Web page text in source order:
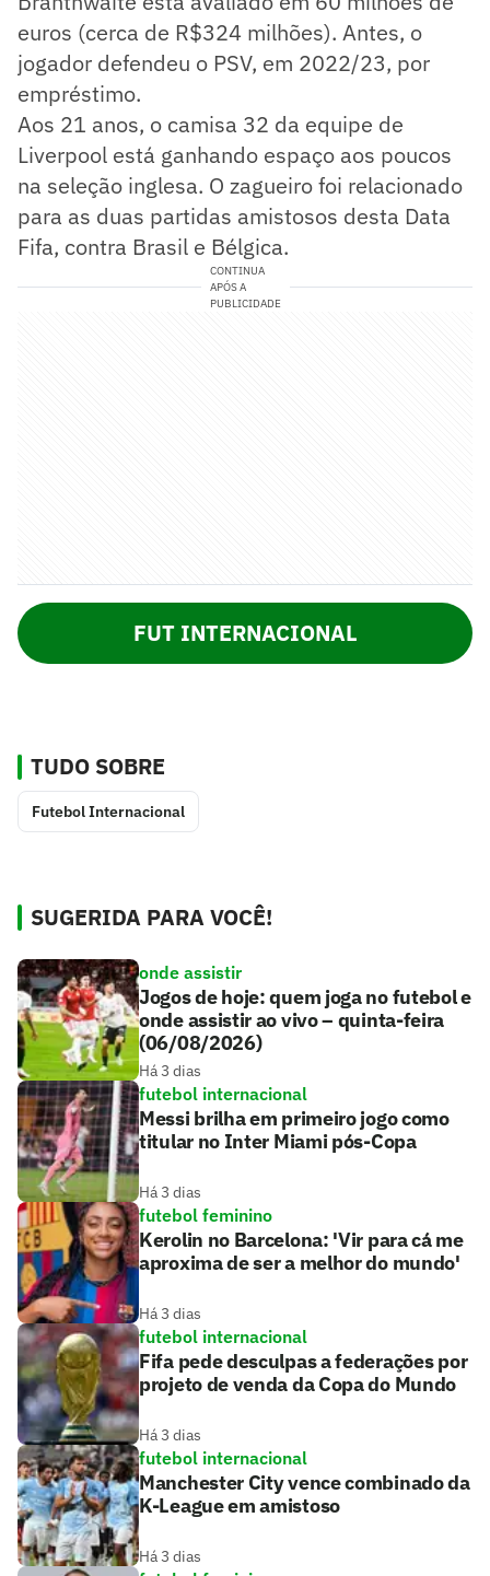
euros (cerca de R$324 milhões). Antes, o
jogador defendeu o PSV, em 2022/23, por
empréstimo.
Aos 21 anos, o camisa 32 da equipe de
Liverpool está ganhando espaço aos poucos
na seleção inglesa. O zagueiro foi relacionado
para as duas partidas amistosos desta Data
Fifa, contra Brasil e Bélgica.
CONTINUA
APÓS A
PUBLICIDADE
FUT INTERNACIONAL
TUDO SOBRE
Futebol Internacional
SUGERIDA PARA VOCÊ!
onde assistir
Jogos de hoje: quem joga no futebol e
onde assistir ao vivo – quinta-feira
(06/08/2026)
Há 3 dias
futebol internacional
Messi brilha em primeiro jogo como
titular no Inter Miami pós-Copa
Há 3 dias
futebol feminino
Kerolin no Barcelona: 'Vir para cá me
aproxima de ser a melhor do mundo'
Há 3 dias
futebol internacional
Fifa pede desculpas a federações por
projeto de venda da Copa do Mundo
Há 3 dias
futebol internacional
Manchester City vence combinado da
K-League em amistoso
Há 3 dias